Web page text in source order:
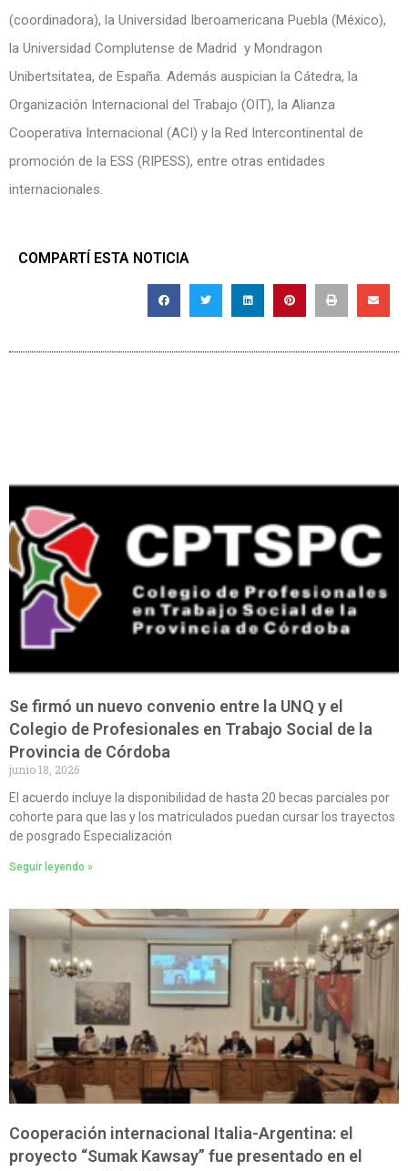
(coordinadora), la Universidad Iberoamericana Puebla (México),
la Universidad Complutense de Madrid y Mondragon
Unibertsitatea, de España. Además auspician la Cátedra, la
Organización Internacional del Trabajo (OIT), la Alianza
Cooperativa Internacional (ACI) y la Red Intercontinental de
promoción de la ESS (RIPESS), entre otras entidades
internacionales.
COMPARTÍ ESTA NOTICIA
Se firmó un nuevo convenio entre la UNQ y el
Colegio de Profesionales en Trabajo Social de la
Provincia de Córdoba
junio 18, 2026
El acuerdo incluye la disponibilidad de hasta 20 becas parciales por
cohorte para que las y los matriculados puedan cursar los trayectos
de posgrado Especialización
Seguir leyendo »
Cooperación internacional Italia-Argentina: el
proyecto “Sumak Kawsay” fue presentado en el